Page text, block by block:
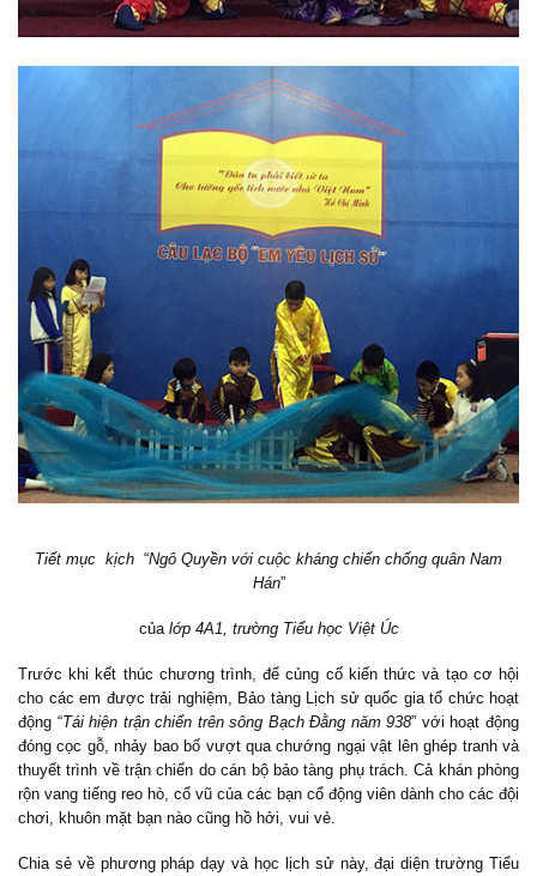
Tiết mục kịch “Ngô Quyền với cuộc kháng chiến chống quân Nam
Hán”
của lớp 4A1, trường Tiểu học Việt Úc
Trước khi kết thúc chương trình, để củng cố kiến thức và tạo cơ hội
cho các em được trải nghiệm, Bảo tàng Lịch sử quốc gia tổ chức hoạt
động “Tái hiện trận chiến trên sông Bạch Đằng năm 938” với hoạt động
đóng cọc gỗ, nhảy bao bố vượt qua chướng ngại vật lên ghép tranh và
thuyết trình về trận chiến do cán bộ bảo tàng phụ trách. Cả khán phòng
rộn vang tiếng reo hò, cổ vũ của các bạn cổ động viên dành cho các đội
chơi, khuôn mặt bạn nào cũng hồ hởi, vui vẻ.
Chia sẻ về phương pháp dạy và học lịch sử này, đại diện trường Tiểu